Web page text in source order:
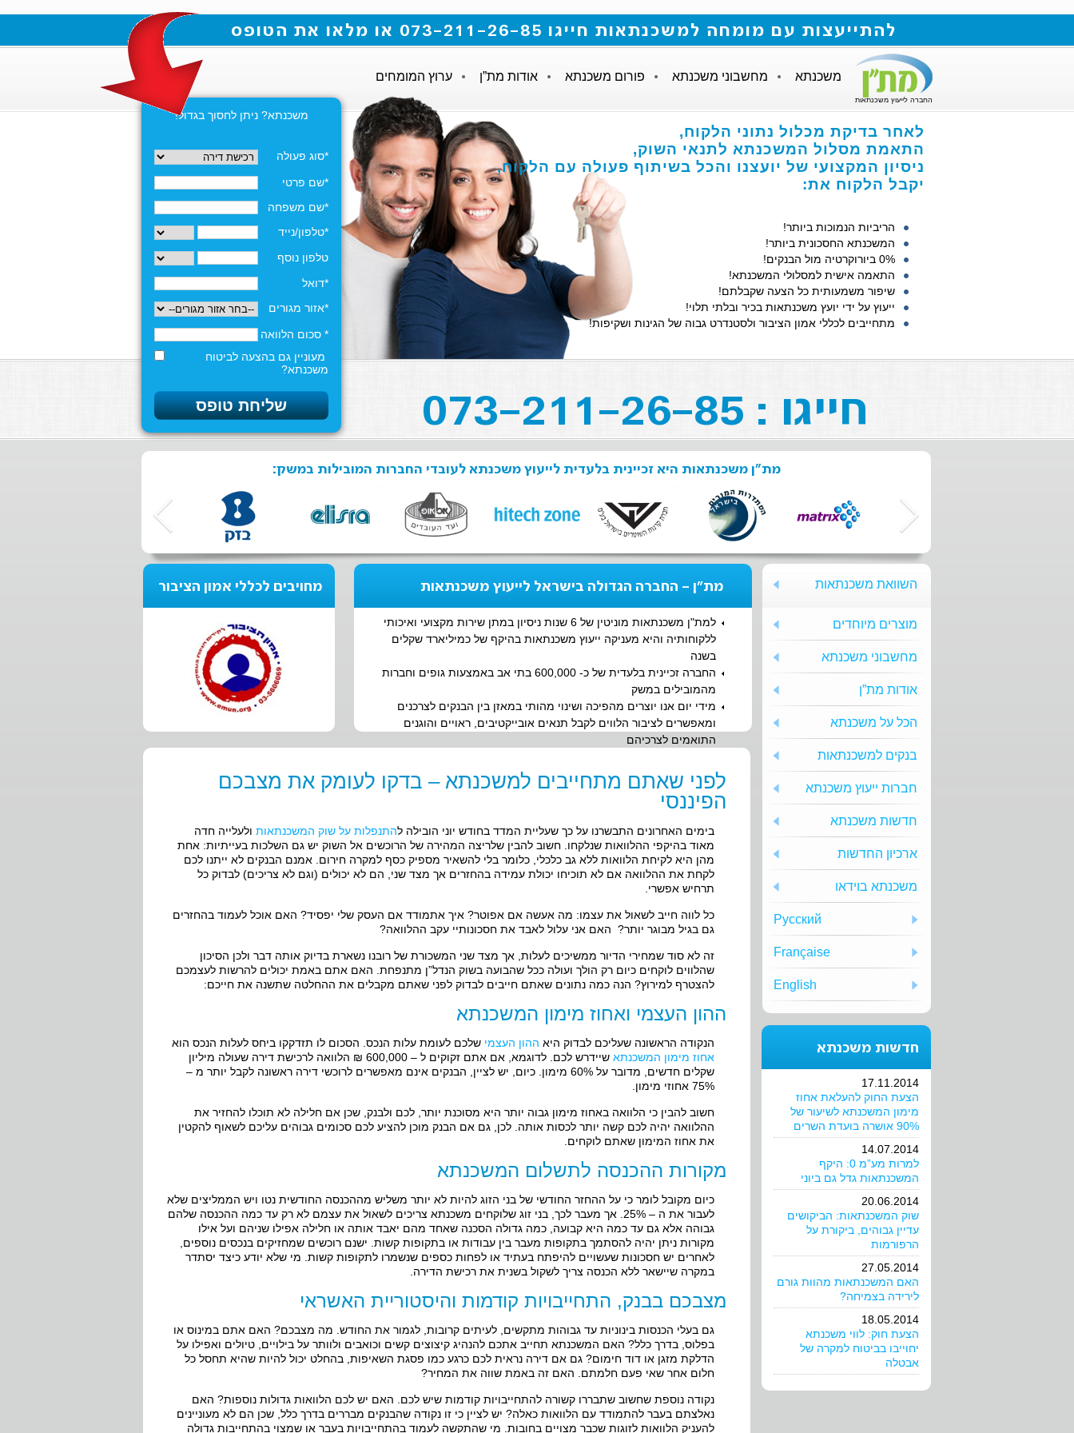
להתייעצות עם מומחה למשכנתאות חייגו 073-211-26-85 או מלאו את הטופס
החברה לייעוץ משכנתאות
משכנתא מחשבוני משכנתא פורום משכנתא אודות מת”ן ערוץ המומחים
משכנתא? ניתן לחסוך בגדול!
*סוג פעולה
*שם פרטי
*שם משפחה
*טלפון/נייד
טלפון נוסף
*דואל
*אזור מגורים
* סכום הלוואה
מעוניין גם בהצעה לביטוח
משכנתא?
לאחר בדיקת מכלול נתוני הלקוח,
התאמת מסלול המשכנתא לתנאי השוק,
ניסיון המקצועי של יועצנו והכל בשיתוף פעולה עם הלקוח,
יקבל הלקוח את:
הריביות הנמוכות ביותר!
המשכנתא החסכונית ביותר!
0% ביורוקרטיה מול הבנקים!
התאמה אישית למסלולי המשכנתא!
שיפור משמעותית כל הצעה שקבלתם!
ייעוץ על ידי יועץ משכנתאות בכיר ובלתי תלוי!
מתחייבים לכללי אמון הציבור ולסטנדרט גבוה של הגינות ושקיפות!
חייגו : 073-211-26-85
מת"ן משכנתאות היא זכיינית בלעדית לייעוץ משכנתא לעובדי החברות המובילות במשק:
השוואת משכנתאות
מוצרים מיוחדים
מחשבוני משכנתא
אודות מת”ן
הכל על משכנתא
בנקים למשכנתאות
חברות ייעוץ משכנתא
חדשות משכנתא
ארכיון החדשות
משכנתא בוידאו
Русский
Française
English
חדשות משכנתא
17.11.2014
הצעת החוק להעלאת אחוז
מימון המשכנתא לשיעור של
90% אושרה בועדת השרים
14.07.2014
למרות מע”מ 0: היקף
המשכנתאות גדל גם ביוני
20.06.2014
שוק המשכנתאות: הביקושים
עדיין גבוהים, ביקורת על
הרפורמות
27.05.2014
האם המשכנתאות מהוות גורם
לירידה בצמיחה?
18.05.2014
הצעת חוק: לווי משכנתא
יחוייבו בביטוח למקרה של
אבטלה
מחויבים לכללי אמון הציבור מת"ן - החברה הגדולה בישראל לייעוץ משכנתאות
למת"ן משכנתאות מוניטין של 6 שנות ניסיון במתן שירות מקצועי ואיכותי
ללקוחותיה והיא מעניקה ייעוץ משכנתאות בהיקף של כמיליארד שקלים
בשנה
החברה זכיינית בלעדית של כ- 600,000 בתי אב באמצעות גופים וחברות
מהמובילים במשק
מידי יום אנו יוצרים מהפיכה ושינוי מהותי במאזן בין הבנקים לצרכנים
ומאפשרים לציבור הלווים לקבל תנאים אובייקטיבים, ראויים והוגנים
התואמים לצרכיהם
לפני שאתם מתחייבים למשכנתא – בדקו לעומק את מצבכם
הפיננסי
בימים האחרונים התבשרנו על כך שעליית המדד בחודש יוני הובילה להתנפלות על שוק המשכנתאות ולעלייה חדה
מאוד בהיקפי ההלוואות שנלקחו. חשוב להבין שלריצה המהירה של הרוכשים אל השוק יש גם השלכות בעייתיות: אחת
מהן היא לקיחת הלוואות ללא גב כלכלי, כלומר בלי להשאיר מספיק כסף למקרה חירום. אמנם הבנקים לא ייתנו לכם
לקחת את ההלוואה אם לא תוכיחו יכולת עמידה בהחזרים אך מצד שני, הם לא יכולים (וגם לא צריכים) לבדוק כל
תרחיש אפשרי.
כל לווה חייב לשאול את עצמו: מה אעשה אם אפוטר? איך אתמודד אם העסק שלי יפסיד? האם אוכל לעמוד בהחזרים
גם בגיל מבוגר יותר? האם אני עלול לאבד את חסכונותיי עקב ההלוואה?
זה לא סוד שמחירי הדיור ממשיכים לעלות, אך מצד שני המשכורת של רובנו נשארת בדיוק אותה דבר ולכן הסיכון
שהלווים לוקחים כיום רק הולך ועולה ככל שהבועה בשוק הנדל”ן מתנפחת. האם אתם באמת יכולים להרשות לעצמכם
להצטרף למירוץ? הנה כמה נתונים שאתם חייבים לבדוק לפני שאתם מקבלים את ההחלטה שתשנה את חייכם:
ההון העצמי ואחוז מימון המשכנתא
הנקודה הראשונה שעליכם לבדוק היא ההון העצמי שלכם לעומת עלות הנכס. הסכום לו תזדקקו ביחס לעלות הנכס הוא
אחוז מימון המשכנתא
שיידרש לכם. לדוגמא, אם אתם זקוקים ל – 600,000 ₪ הלוואה לרכישת דירה שעולה מיליון
שקלים חדשים, מדובר על 60% מימון. כיום, יש לציין, הבנקים אינם מאפשרים לרוכשי דירה ראשונה לקבל יותר מ –
75% אחוזי מימון.
חשוב להבין כי הלוואה באחוז מימון גבוה יותר היא מסוכנת יותר, לכם ולבנק, שכן אם חלילה לא תוכלו להחזיר את
ההלוואה יהיה לכם קשה יותר לכסות אותה. לכן, גם אם הבנק מוכן להציע לכם סכומים גבוהים עליכם לשאוף להקטין
את אחוז המימון שאתם לוקחים.
מקורות ההכנסה לתשלום המשכנתא
כיום מקובל לומר כי על ההחזר החודשי של בני הזוג להיות לא יותר משליש מההכנסה החודשית נטו ויש הממליצים שלא
לעבור את ה – 25%. אך מעבר לכך, בני זוג שלוקחים משכנתא צריכים לשאול את עצמם לא רק עד כמה ההכנסה שלהם
גבוהה אלא גם עד כמה היא קבועה, כמה גדולה הסכנה שאחד מהם יאבד אותה או חלילה אפילו שניהם ועל אילו
מקורות ניתן יהיה להסתמך בתקופות מעבר בין עבודות או בתקופות קשות. ישנם רוכשים שמחזיקים בנכסים נוספים,
לאחרים יש חסכונות שעשויים להיפתח בעתיד או לפחות כספים שנשמרו לתקופות קשות. מי שלא יודע כיצד יסתדר
במקרה שיישאר ללא הכנסה צריך לשקול בשנית את רכישת הדירה.
מצבכם בבנק, התחייבויות קודמות והיסטוריית האשראי
גם בעלי הכנסות בינוניות עד גבוהות מתקשים, לעיתים קרובות, לגמור את החודש. מה מצבכם? האם אתם במינוס או
בפלוס, בדרך כלל? האם המשכנתא תחייב אתכם להנהיג קיצוצים קשים וכואבים ולוותר על בילויים, טיולים ואפילו על
הדלקת מזגן או דוד חימום? גם אם דירה נראית לכם כרגע כמו פסגת השאיפות, בהחלט יכול להיות שהיא תחסל כל
חלום אחר שאי פעם חלמתם. האם זה באמת שווה את המחיר?
נקודה נוספת שחשוב שתבררו קשורה להתחייבויות קודמות שיש לכם. האם יש לכם הלוואות גדולות נוספות? האם
נאלצתם בעבר להתמודד עם הלוואות כאלה? יש לציין כי זו נקודה שהבנקים מבררים בדרך כלל, שכן הם לא מעוניינים
להעניק הלוואות לזוגות שכבר מצויים בחובות. מי שהתקשה לעמוד בהתחייבויות בעבר או שמצוי בהתחייבות גדולה